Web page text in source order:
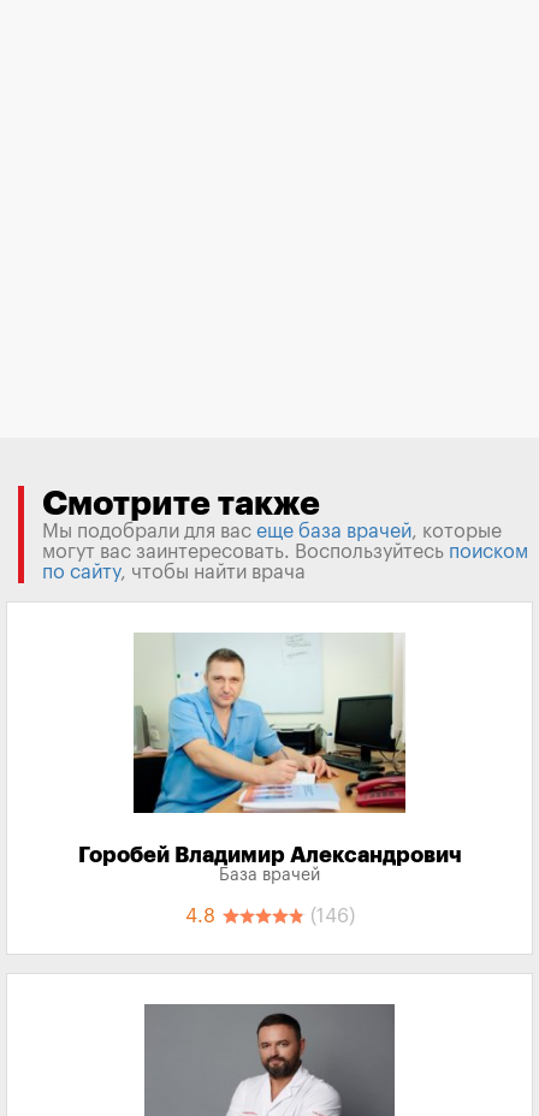
Смотрите также
Мы подобрали для вас еще база врачей, которые
могут вас заинтересовать. Воспользуйтесь поиском
по сайту, чтобы найти врача
Горобей Владимир Александрович
База врачей
4.8 (146)